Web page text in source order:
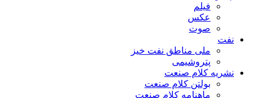
فیلم
عکس
صوت
نفت
ملی مناطق نفت خیز
پتروشیمی
نشریه کلام صنعت
بولتن کلام صنعت
ماهنامه کلام صنعت